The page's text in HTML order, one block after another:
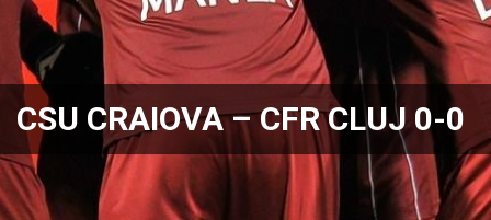
CSU CRAIOVA – CFR CLUJ 0-0